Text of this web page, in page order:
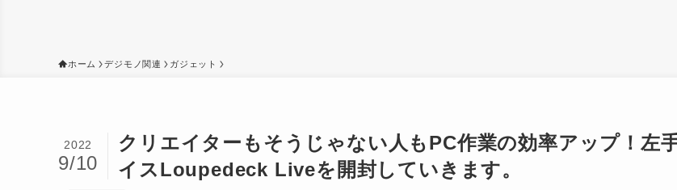
ホーム デジモノ関連 ガジェット
クリエイターもそうじゃない人もPC作業の効率アップ！左
イスLoupedeck Liveを開封していきます。
2022
9/10